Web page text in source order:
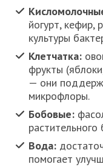
йогурт,
культуры
Клетчатка:
фрукты
— они
микрофлоры.
Бобовые:
Вода:
помогает